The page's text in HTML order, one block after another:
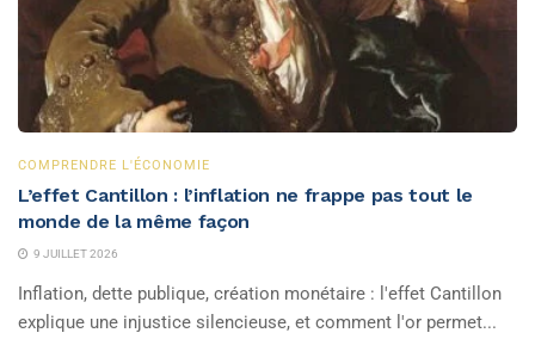
COMPRENDRE L'ÉCONOMIE
L’effet Cantillon : l’inflation ne frappe pas tout le
monde de la même façon
9 JUILLET 2026
Inflation, dette publique, création monétaire : l'effet Cantillon
explique une injustice silencieuse, et comment l'or permet...